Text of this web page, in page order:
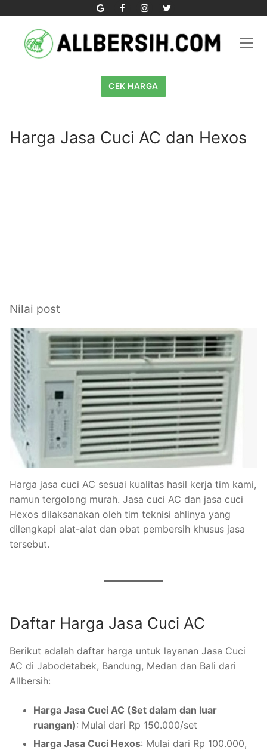
content
CEK HARGA
Harga Jasa Cuci AC dan Hexos
Nilai post
Harga jasa cuci AC sesuai kualitas hasil kerja tim kami,
namun tergolong murah. Jasa cuci AC dan jasa cuci
Hexos dilaksanakan oleh tim teknisi ahlinya yang
dilengkapi alat-alat dan obat pembersih khusus jasa
tersebut.
Daftar Harga Jasa Cuci AC
Berikut adalah daftar harga untuk layanan Jasa Cuci
AC di Jabodetabek, Bandung, Medan dan Bali dari
Allbersih:
Harga Jasa Cuci AC (Set dalam dan luar
ruangan): Mulai dari Rp 150.000/set
Harga Jasa Cuci Hexos: Mulai dari Rp 100.000,